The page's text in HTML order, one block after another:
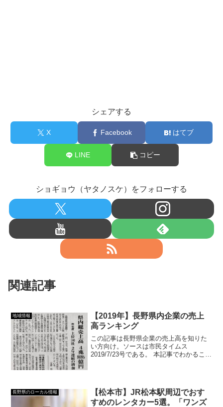
シェアする
X Facebook はてブ
LINE コピー
ショギョウ（ヤタノスケ）をフォローする
関連記事
地域情報
【2019年】長野県内企業の売上
高ランキング
この記事は長野県企業の売上高を知りた
い方向け。ソースは市民タイムス
2019/7/23号である。 本記事でわかること
長野県のローカル情報
【松本市】JR松本駅周辺でおす
すめのレンタカー5選。「ワンズ